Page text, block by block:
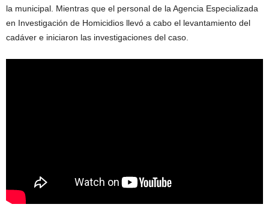
la municipal. Mientras que el personal de la Agencia Especializada
en Investigación de Homicidios llevó a cabo el levantamiento del
cadáver e iniciaron las investigaciones del caso.